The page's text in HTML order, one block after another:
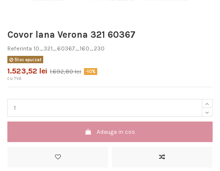
Covor lana Verona 321 60367
Referinta 10_321_60367_160_230
Stoc epuizat
1.523,52 lei 1.692,80 lei -10%
cu TVA
Adauga in cos